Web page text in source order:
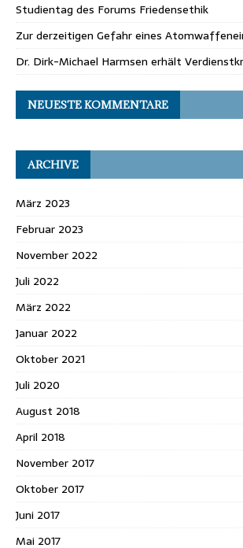
Studientag des Forums Friedensethik
Zur derzeitigen Gefahr eines
Dr. Dirk-Michael Harmsen erhält
NEUESTE KOMMENTARE
ARCHIVE
März 2023
Februar 2023
November 2022
Juli 2022
März 2022
Januar 2022
Oktober 2021
Juli 2020
August 2018
April 2018
November 2017
Oktober 2017
Juni 2017
Mai 2017